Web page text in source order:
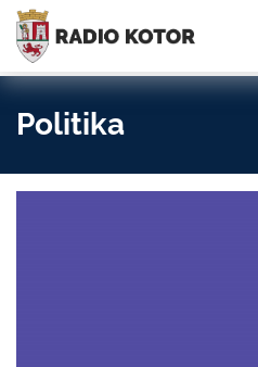
S PONOSOM NOSIMO IME
SVOG GRADA!
Politika